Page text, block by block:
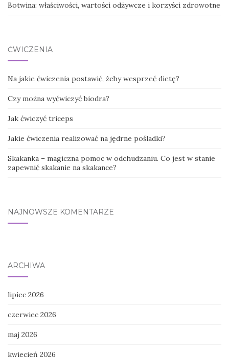
Botwina: właściwości, wartości odżywcze i korzyści zdrowotne
ĆWICZENIA
Na jakie ćwiczenia postawić, żeby wesprzeć dietę?
Czy można wyćwiczyć biodra?
Jak ćwiczyć triceps
Jakie ćwiczenia realizować na jędrne pośladki?
Skakanka – magiczna pomoc w odchudzaniu. Co jest w stanie
zapewnić skakanie na skakance?
NAJNOWSZE KOMENTARZE
ARCHIWA
lipiec 2026
czerwiec 2026
maj 2026
kwiecień 2026